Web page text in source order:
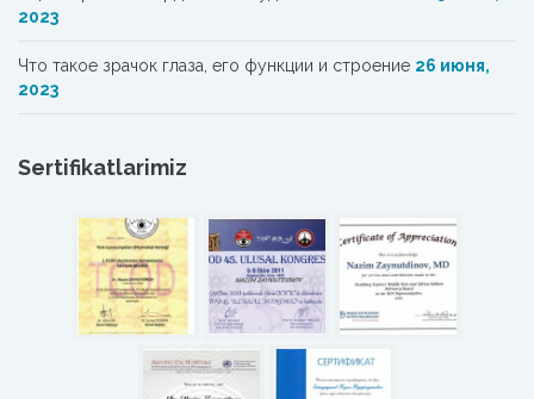
2023
Что такое зрачок глаза, его функции и строение 26 июня,
2023
Sertifikatlarimiz